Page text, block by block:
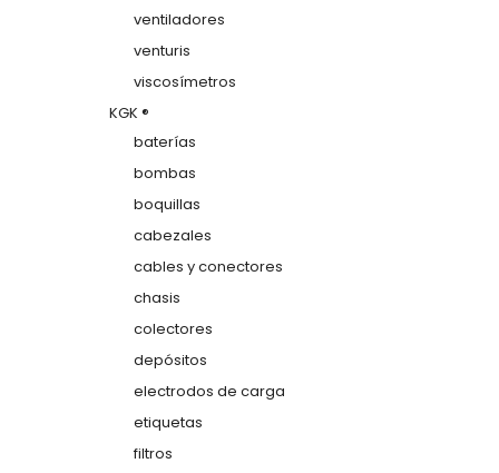
ventiladores
venturis
viscosímetros
KGK ®
baterías
bombas
boquillas
cabezales
cables y conectores
chasis
colectores
depósitos
electrodos de carga
etiquetas
filtros